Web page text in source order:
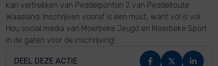
kan vertrekken van Peddelponton 2 van Peddelroute
Waasland. Inschrijven vooraf is een must, want vol is vol.
Hou social media van Moerbeke Jeugd en Moerbeke Sport
in de gaten voor de inschrijving!
DEEL DEZE ACTIE